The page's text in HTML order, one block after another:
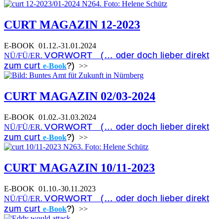
CURT MAGAZIN 12-2023
E-BOOK 01.12.-31.01.2024
NÜ/FÜ/ER. VORWORT (… oder doch lieber direkt
zum curt e-Book?) >>
CURT MAGAZIN 02/03-2024
E-BOOK 01.02.-31.03.2024
NÜ/FÜ/ER. VORWORT (… oder doch lieber direkt
zum curt e-Book?) >>
CURT MAGAZIN 10/11-2023
E-BOOK 01.10.-30.11.2023
NÜ/FÜ/ER. VORWORT (… oder doch lieber direkt
zum curt e-Book?) >>